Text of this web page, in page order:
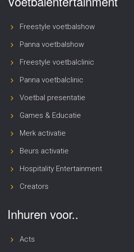
Freestyle voetbalshow
Panna voetbalshow
Freestyle voetbalclinic
Panna voetbalclinic
Voetbal presentatie
Games & Educatie
Merk activatie
Beurs activatie
Hospitality Entertainment
Creators
Inhuren voor..
Acts